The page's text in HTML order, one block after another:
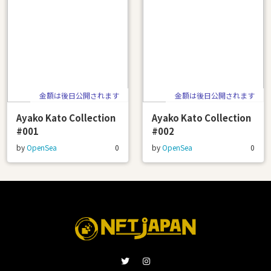
金額は後日公開されます
Ayako Kato Collection
#001
byOpenSea 0
金額は後日公開されます
Ayako Kato Collection
#002
byOpenSea 0